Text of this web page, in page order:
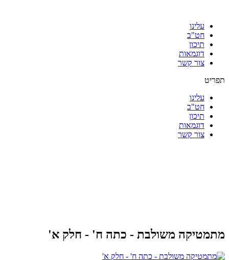
עלינו
חט"ב
תיכון
דוגמאות
צור קשר
תפריט
עלינו
חט"ב
תיכון
דוגמאות
צור קשר
מתמטיקה משולבת - כתה ח' - חלק א'